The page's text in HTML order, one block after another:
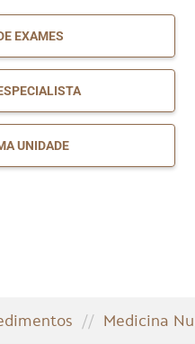
EXAMES
UNIDADE
// Medicina